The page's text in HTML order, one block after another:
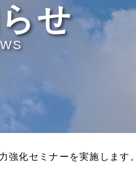
せ
強化セミナーを実施します。